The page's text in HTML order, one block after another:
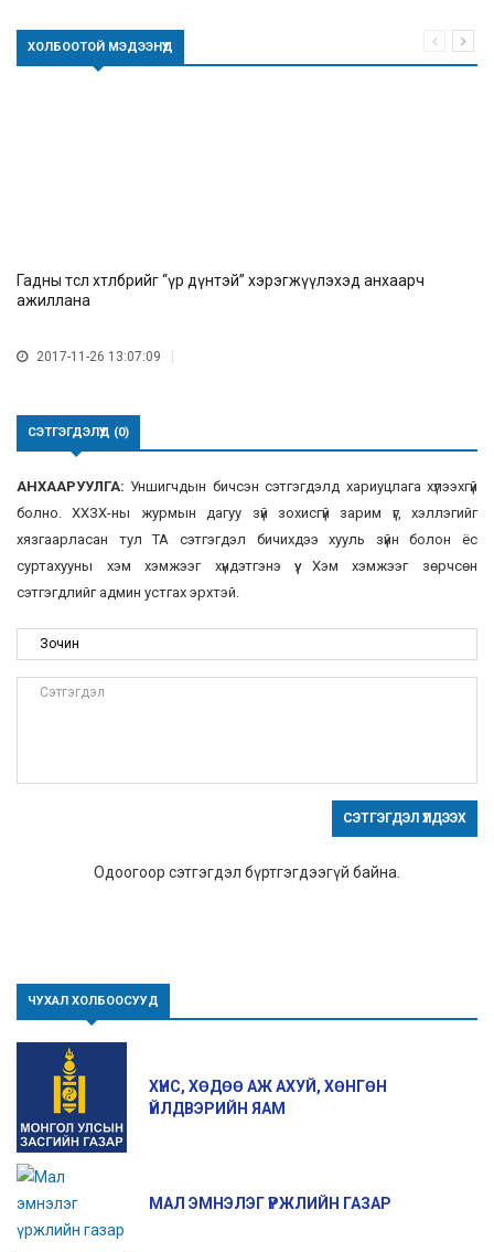
ХОЛБООТОЙ МЭДЭЭНҮҮД
Гадны төсөл хөтөлбөрийг “үр дүнтэй” хэрэгжүүлэхэд анхаарч
ажиллана
2017-11-26 13:07:09
СЭТГЭГДЭЛҮҮД (0)
АНХААРУУЛГА: Уншигчдын бичсэн сэтгэгдэлд хариуцлага хүлээхгүй
болно. ХХЗХ-ны журмын дагуу зүй зохисгүй зарим үг, хэллэгийг
хязгаарласан тул ТА сэтгэгдэл бичихдээ хууль зүйн болон ёс
суртахууны хэм хэмжээг хүндэтгэнэ үү. Хэм хэмжээг зөрчсөн
сэтгэгдлийг админ устгах эрхтэй.
СЭТГЭГДЭЛ ҮЛДЭЭХ
Одоогоор сэтгэгдэл бүртгэгдээгүй байна.
ЧУХАЛ ХОЛБООСУУД
ХҮНС, ХӨДӨӨ АЖ АХУЙ, ХӨНГӨН
ҮЙЛДВЭРИЙН ЯАМ
МАЛ ЭМНЭЛЭГ ҮРЖЛИЙН ГАЗАР